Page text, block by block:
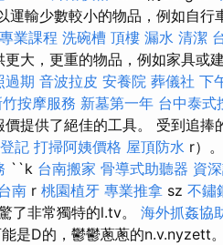
輸少數較小的物品，例如自行
業課程 洗碗槽 頂樓 漏水 清潔
大，更重的物品，例如家具或
過期 音波拉皮 安養院 葬儀社 下
竹按摩服務 新墓第一年 台中泰式
提供了絕佳的工具。 受到追捧
記 打掃阿姨價格 屋頂防水 r）。
``k 台南搬家 骨導式助聽器 資
南 r 桃園植牙 專業推拿 sz 不鏽
了非常獨特的l.tv。 海外抓姦協
是D的，鬱鬱蔥蔥的n.v.nyzett